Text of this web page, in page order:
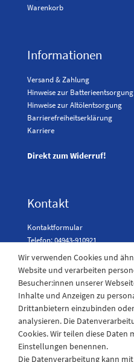
Warenkorb
Informationen
Versand & Zahlung
Hinweise zur Batterieentsorgung
Hinweise zur Altölentsorgung
Barrierefreiheitserklärung
Karriere
Direkt zum Widerruf!
Kontakt
Kontaktformular
Telefon: 04943-910921
Laden
Montag - Freitag
08:30 - 12:30 und 13.00 -
Samstags
08:30 bis 12:30 Uhr
Wir verwenden Cookies und
Website und verarbeiten
Besucher:innen unserer
Inhalte und Anzeigen zu
Drittanbietern einzubinden
analysieren. Die
Cookies. Wir teilen diese Daten
Einstellungen benennen.
Die Datenverarbeitung kann